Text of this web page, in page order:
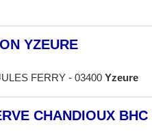
YZEURE
FERRY - 03400 Yzeure
CHANDIOUX BHC